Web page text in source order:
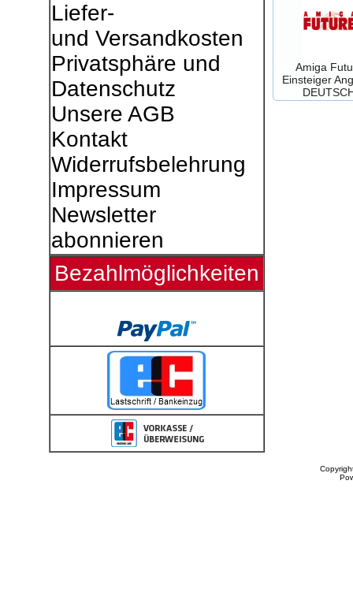
Liefer-
und Versandkosten
Privatsphäre und
Datenschutz
Unsere AGB
Kontakt
Widerrufsbelehrung
Impressum
Newsletter
abonnieren
Bezahlmöglichkeiten
Amiga
Einsteiger